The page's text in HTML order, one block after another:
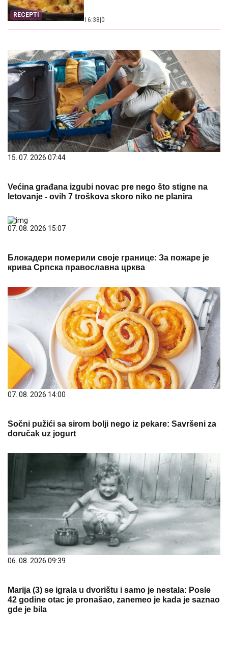
RECEPTI
16:38|0
15. 07. 2026 07:44
Većina građana izgubi novac pre nego što stigne na
letovanje - ovih 7 troškova skoro niko ne planira
07. 08. 2026 15:07
Блокадери померили своје границе: За пожаре је
крива Српска православна црква
07. 08. 2026 14:00
Sočni pužići sa sirom bolji nego iz pekare: Savršeni za
doručak uz jogurt
06. 08. 2026 09:39
Marija (3) se igrala u dvorištu i samo je nestala: Posle
42 godine otac je pronašao, zanemeo je kada je saznao
gde je bila